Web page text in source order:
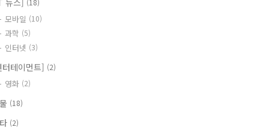
뉴스] (18)
모바일 (10)
과학 (5)
인터넷 (3)
터테이먼트] (2)
영화 (2)
(18)
(2)